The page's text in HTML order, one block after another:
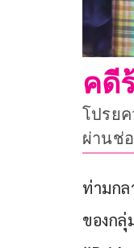
คดี
โปรย
ผ่านช่
ท่ามกล
ของกลุ่